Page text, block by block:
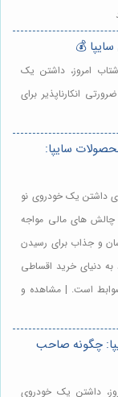
💰
امروز، داشتن یک
انکارناپذیر برای
سایپا:
داشتن یک خودروی نو
چالش های مالی مواجه
و جذاب برای رسیدن
دنیای خرید اقساطی
است. | مشاهده و
چگونه صاحب
داشتن یک خودروی